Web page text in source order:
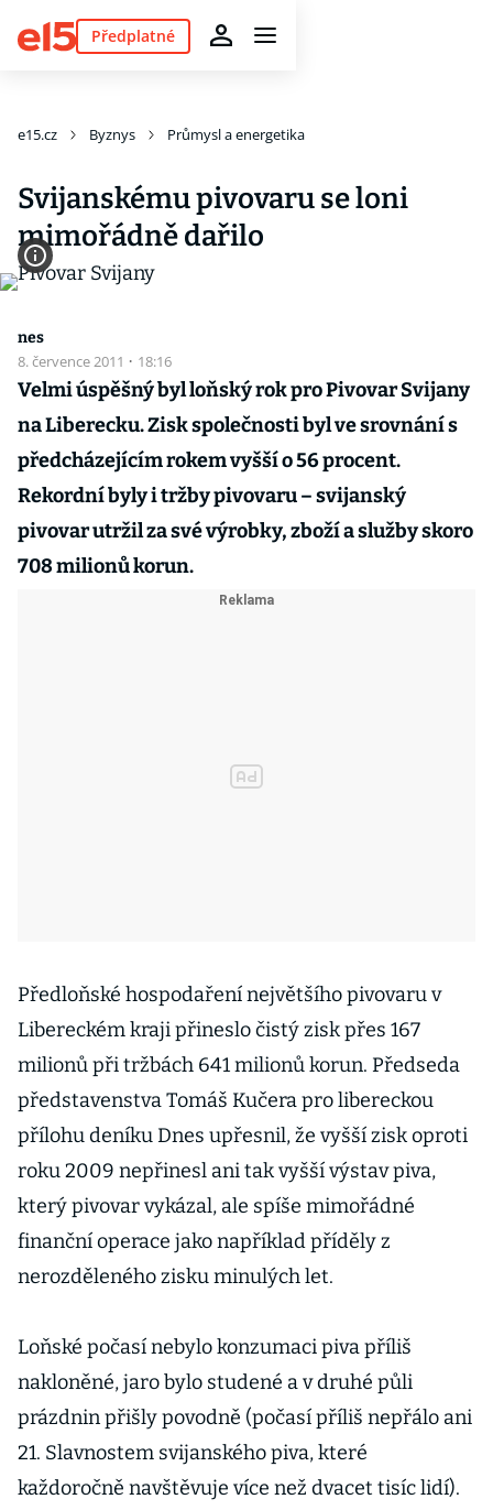
Předplatné
e15.cz Byznys Průmysl a energetika
Svijanskému pivovaru se loni
mimořádně dařilo
nes
8. července 2011 · 18:16
Velmi úspěšný byl loňský rok pro Pivovar Svijany
na Liberecku. Zisk společnosti byl ve srovnání s
předcházejícím rokem vyšší o 56 procent.
Rekordní byly i tržby pivovaru – svijanský
pivovar utržil za své výrobky, zboží a služby skoro
708 milionů korun.
Předloňské hospodaření největšího pivovaru v
Libereckém kraji přineslo čistý zisk přes 167
milionů při tržbách 641 milionů korun. Předseda
představenstva Tomáš Kučera pro libereckou
přílohu deníku Dnes upřesnil, že vyšší zisk oproti
roku 2009 nepřinesl ani tak vyšší výstav piva,
který pivovar vykázal, ale spíše mimořádné
finanční operace jako například příděly z
nerozděleného zisku minulých let.
Loňské počasí nebylo konzumaci piva příliš
nakloněné, jaro bylo studené a v druhé půli
prázdnin přišly povodně (počasí příliš nepřálo ani
21. Slavnostem svijanského piva, které
každoročně navštěvuje více než dvacet tisíc lidí).